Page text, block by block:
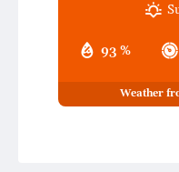
93 %
Weather